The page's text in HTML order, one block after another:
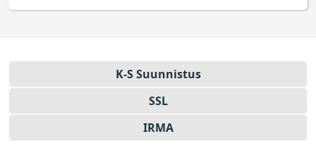
K-S Suun­nistus
SSL
IRMA